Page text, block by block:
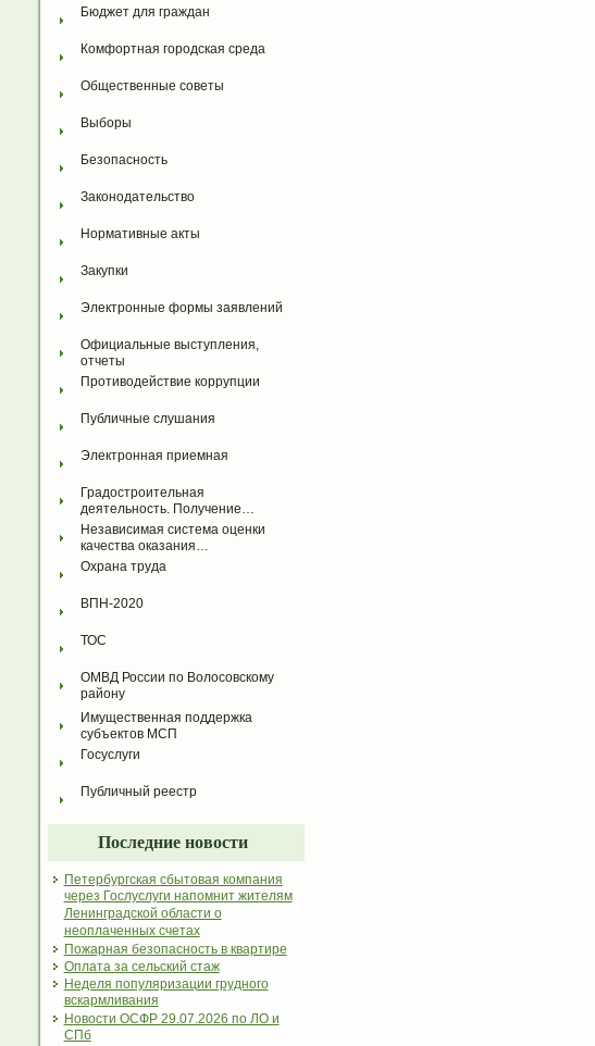
Бюджет для граждан
Комфортная городская среда
Общественные советы
Выборы
Безопасность
Законодательство
Нормативные акты
Закупки
Электронные формы заявлений
Официальные выступления,
отчеты
Противодействие коррупции
Публичные слушания
Электронная приемная
Градостроительная
деятельность. Получение…
Независимая система оценки
качества оказания…
Охрана труда
ВПН-2020
ТОС
ОМВД России по Волосовскому
району
Имущественная поддержка
субъектов МСП
Госуслуги
Публичный реестр
Последние новости
Петербургская сбытовая компания
через Гослуслуги напомнит жителям
Ленинградской области о
неоплаченных счетах
Пожарная безопасность в квартире
Оплата за сельский стаж
Неделя популяризации грудного
вскармливания
Новости ОСФР 29.07.2026 по ЛО и
СПб